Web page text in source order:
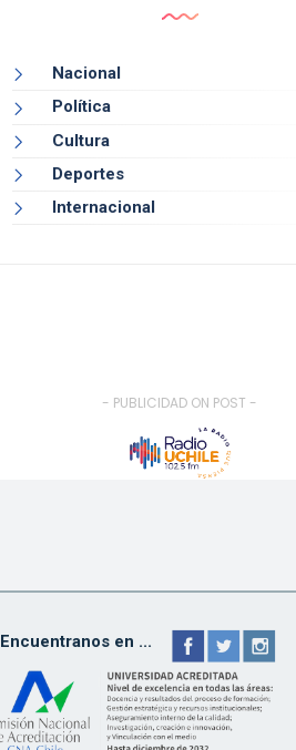
Nacional
Política
Cultura
Deportes
Internacional
- PUBLICIDAD ON POST -
Encuentranos en ...